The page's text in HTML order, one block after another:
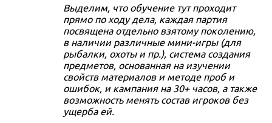
Fallout: Атомные узы
Купить
Выделим, что обучение тут проходит
прямо по ходу дела, каждая партия
посвящена отдельно взятому поколению,
в наличии различные мини-игры (для
рыбалки, охоты и пр.), система создания
предметов, основанная на изучении
свойств материалов и методе проб и
ошибок, и кампания на 30+ часов, а также
возможность менять состав игроков без
ущерба ей.